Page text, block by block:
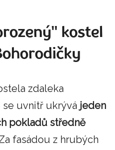
kostel
zdaleka
se uvnitř ukrývá jeden
pokladů středně
fasádou z hrubých